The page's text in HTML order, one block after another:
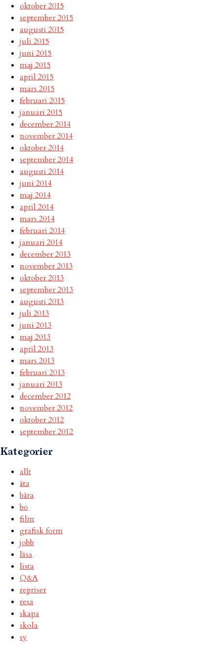
oktober 2015
september 2015
augusti 2015
juli 2015
juni 2015
maj 2015
april 2015
mars 2015
februari 2015
januari 2015
december 2014
november 2014
oktober 2014
september 2014
augusti 2014
juni 2014
maj 2014
april 2014
mars 2014
februari 2014
januari 2014
december 2013
november 2013
oktober 2013
september 2013
augusti 2013
juli 2013
juni 2013
maj 2013
april 2013
mars 2013
februari 2013
januari 2013
december 2012
november 2012
oktober 2012
september 2012
Kategorier
allt
äta
bära
bo
film
grafisk form
jobb
läsa
lista
Q&A
repriser
resa
skapa
skola
sy